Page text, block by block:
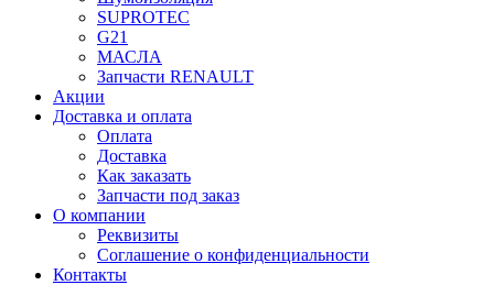
SUPROTEC
G21
МАСЛА
Запчасти RENAULT
Акции
Доставка и оплата
Оплата
Доставка
Как заказать
Запчасти под заказ
О компании
Реквизиты
Соглашение о конфиденциальности
Контакты